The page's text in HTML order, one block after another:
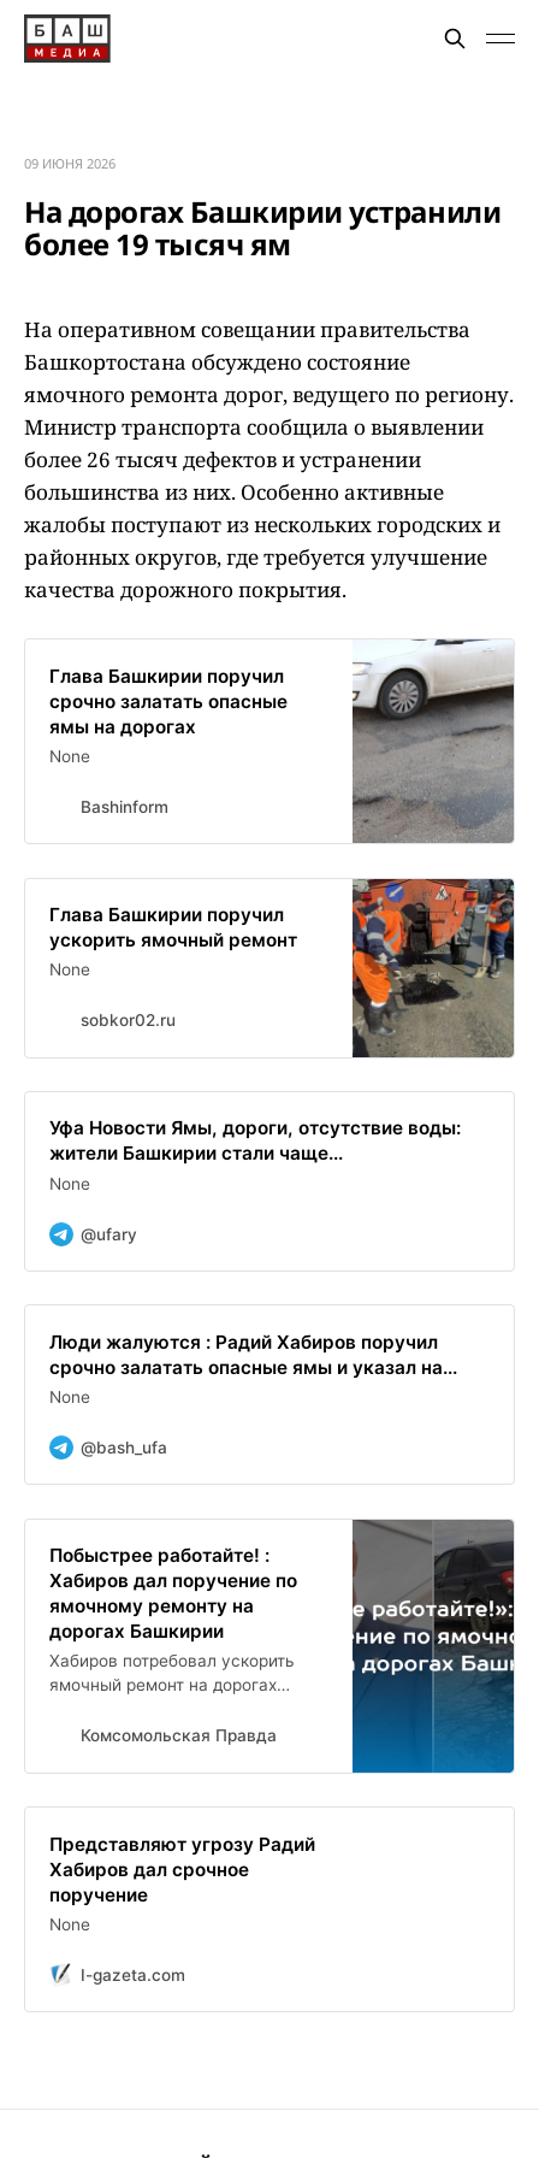
09 ИЮНЯ 2026
На дорогах Башкирии устранили
более 19 тысяч ям
На оперативном совещании правительства
Башкортостана обсуждено состояние
ямочного ремонта дорог, ведущего по региону.
Министр транспорта сообщила о выявлении
более 26 тысяч дефектов и устранении
большинства из них. Особенно активные
жалобы поступают из нескольких городских и
районных округов, где требуется улучшение
качества дорожного покрытия.
Глава Башкирии поручил
срочно залатать опасные
ямы на дорогах
None
Bashinform
Глава Башкирии поручил
ускорить ямочный ремонт
None
sobkor02.ru
Уфа Новости Ямы, дороги, отсутствие воды:
жители Башкирии стали чаще...
None
@ufary
Люди жалуются : Радий Хабиров поручил
срочно залатать опасные ямы и указал на...
None
@bash_ufa
Побыстрее работайте! :
Хабиров дал поручение по
ямочному ремонту на
дорогах Башкирии
Хабиров потребовал ускорить
ямочный ремонт на дорогах
Комсомольская Правда
Представляют угрозу Радий
Хабиров дал срочное
поручение
None
I-gazeta.com